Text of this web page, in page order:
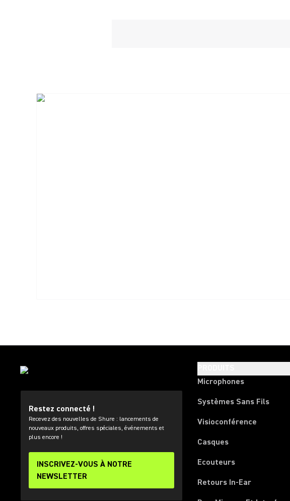
Restez connecté !
Recevez des nouvelles de Shure : lancements de
nouveaux produits, offres spéciales, événements et
plus encore !
INSCRIVEZ-VOUS À NOTRE
NEWSLETTER
Microphones
Systèmes Sans Fils
Visioconférence
Casques
Ecouteurs
Retours In-Ear